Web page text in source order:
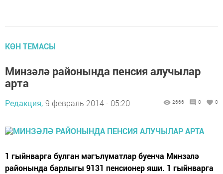
КӨН ТЕМАСЫ
Минзәлә районында пенсия алучылар
арта
Редакция, 9 февраль 2014 - 05:20 2666 0 0
1 гыйнварга булган мәгълүматлар буенча Минзәлә
районында барлыгы 9131 пенсионер яши. 1 гыйнварга